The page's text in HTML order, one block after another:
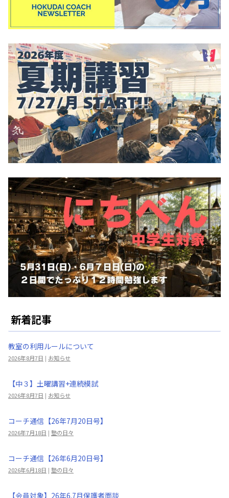
新着記事
教室の利用ルールについて
2026年8月7日 | お知らせ
【中３】土曜講習+連続模試
2026年8月7日 | お知らせ
コーチ通信【26年7月20日号】
2026年7月18日 | 塾の日々
コーチ通信【26年6月20日号】
2026年6月18日 | 塾の日々
【会員対象】26年6.7月保護者面談